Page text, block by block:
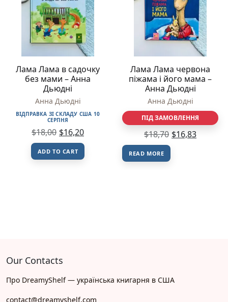
Лама Лама в садочку
без мами – Анна
Дьюдні
Анна Дьюдні
ВІДПРАВКА ЗІ СКЛАДУ США 10
СЕРПНЯ
$18,00 $16,20
ADD TO CART
Лама Лама червона
піжама і його мама –
Анна Дьюдні
Анна Дьюдні
ПІД ЗАМОВЛЕННЯ
$18,70 $16,83
READ MORE
Our Contacts
Про DreamyShelf — українська книгарня в США
contact@dreamyshelf.com